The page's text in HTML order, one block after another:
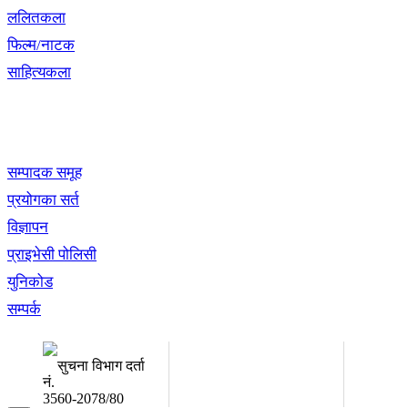
ललितकला
फिल्म/नाटक
साहित्यकला
सम्पादक समूह
प्रयोगका सर्त
विज्ञापन
प्राइभेसी पोलिसी
युनिकोड
सम्पर्क
सुचना विभाग दर्ता
नं.
3560-2078/80